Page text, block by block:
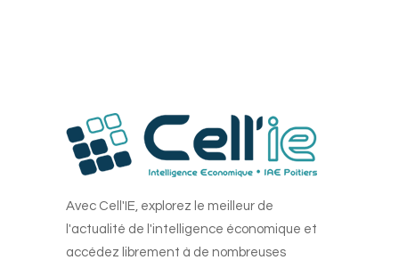
Avec Cell'IE, explorez le meilleur de
l'actualité de l'intelligence économique et
accédez librement à de nombreuses